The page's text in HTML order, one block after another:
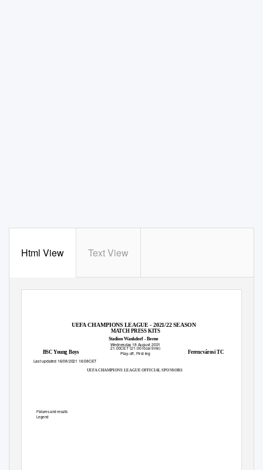
Html View Text View
UEFA CHAMPIONS LEAGUE - 2021/22 SEASON
MATCH PRESS KITS
Stadion Wankdorf - Berne
Wednesday 18 August 2021
21.00CET (21.00 local time)
BSC Young Boys Ferencvárosi TC
Play-off, First leg
Last updated 16/08/2021 16:08CET
UEFA CHAMPIONS LEAGUE OFFICIAL SPONSORS
Fixtures and results
Legend